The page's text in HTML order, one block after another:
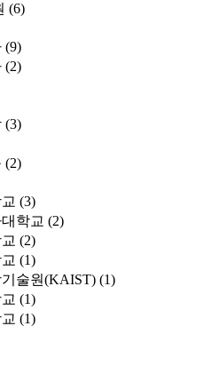
(6)
(9)
(2)
(3)
(2)
(3)
학교 (2)
(2)
(1)
술원(KAIST) (1)
(1)
(1)